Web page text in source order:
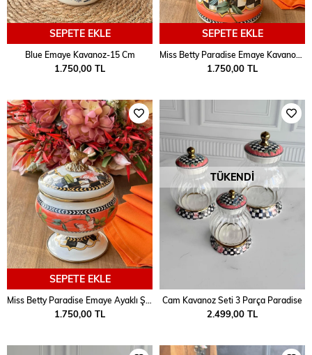
SEPETE EKLE
Blue Emaye Kavanoz-15 Cm
1.750,00 TL
SEPETE EKLE
Miss Betty Paradise Emaye Kavanoz-15 Cm
1.750,00 TL
SEPETE EKLE
1.750,00 TL
TÜKENDI
Cam Kavanoz Seti 3 Parça Paradise
2.499,00 TL